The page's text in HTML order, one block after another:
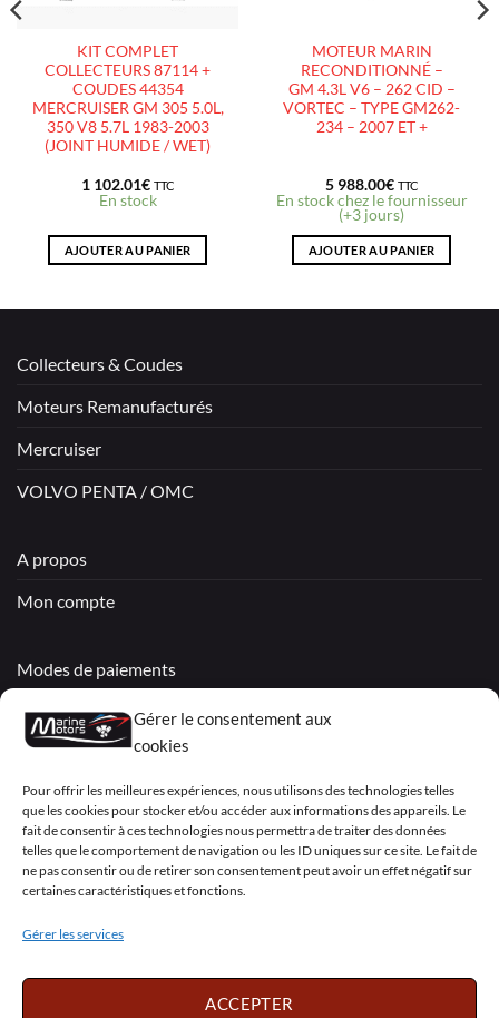
Gérer le consentement aux
cookies
Pour offrir les meilleures expériences, nous utilisons des technologies telles
que les cookies pour stocker et/ou accéder aux informations des appareils. Le
fait de consentir à ces technologies nous permettra de traiter des données
telles que le comportement de navigation ou les ID uniques sur ce site. Le fait de
ne pas consentir ou de retirer son consentement peut avoir un effet négatif sur
certaines caractéristiques et fonctions.
Gérer les services
ACCEPTER
KIT COMPLET
COLLECTEURS 87114 +
COUDES 44354
MERCRUISER GM 305 5.0L,
350 V8 5.7L 1983-2003
(JOINT HUMIDE / WET)
1 102.01€ TTC
En stock
AJOUTER AU PANIER
MOTEUR MARIN
RECONDITIONNÉ –
GM 4.3L V6 – 262 CID –
VORTEC – TYPE GM262-
234 – 2007 ET +
5 988.00€ TTC
En stock chez le fournisseur
(+3 jours)
AJOUTER AU PANIER
Collecteurs & Coudes
Moteurs Remanufacturés
Mercruiser
VOLVO PENTA / OMC
A propos
Mon compte
Modes de paiements
Livraisons & Retours
Politique de confidentialité
Mentions légales
Conditions générales de vente – Garantie
Déclaration de confidentialité (UE)